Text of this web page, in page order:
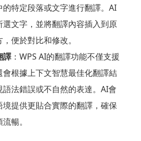
的特定段落或文字進行翻譯。AI
選文字，並將翻譯內容插入到原
便於對比和修改。
譯：WPS AI的翻譯功能不僅支援
會根據上下文智慧最佳化翻譯結
法錯誤或不自然的表達。AI會
提供更貼合實際的翻譯，確保
暢。